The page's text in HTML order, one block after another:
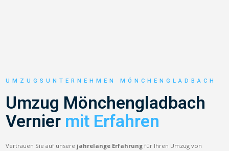
UMZUGSUNTERNEHMEN MÖNCHENGLADBACH
Umzug Mönchengladbach
Vernier mit Erfahren
Vertrauen Sie auf unsere jahrelange Erfahrung für Ihren Umzug von